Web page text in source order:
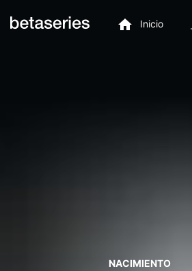
Inicio
NACIMIENTO